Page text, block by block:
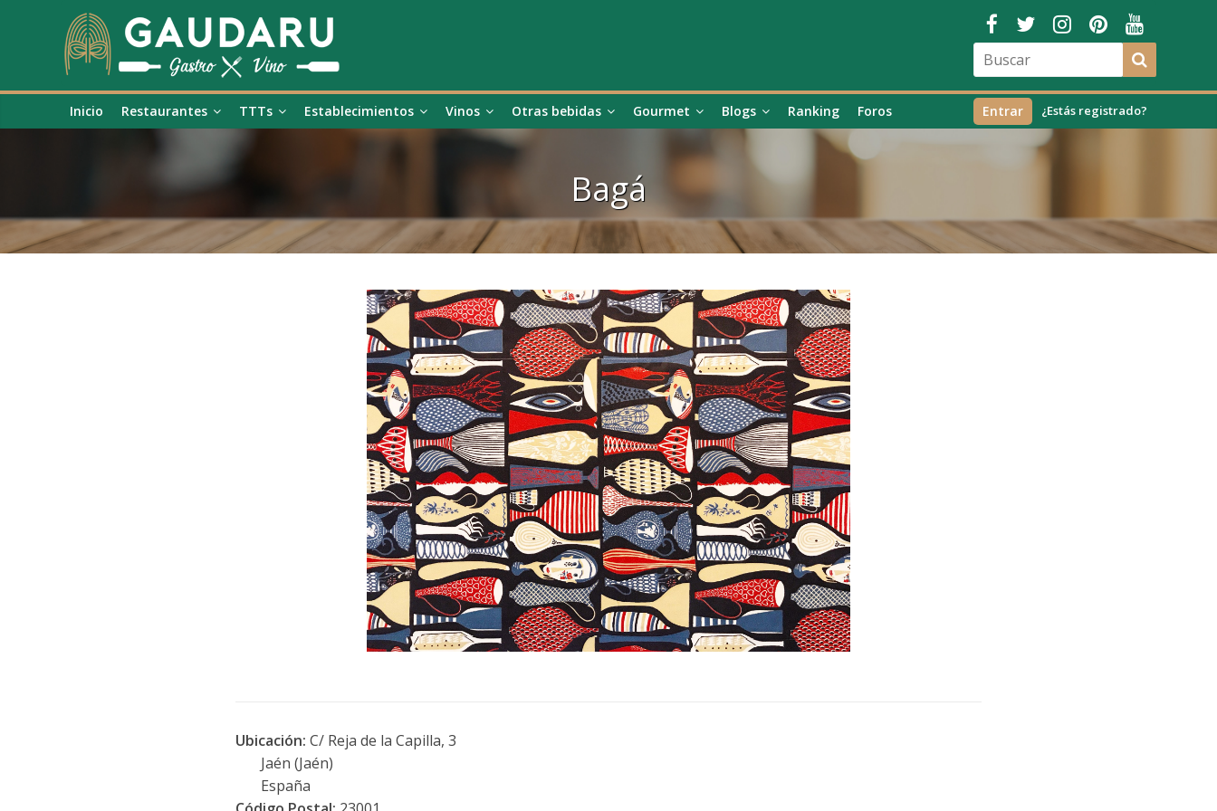
Inicio Restaurantes TTTs Establecimientos Vinos Otras bebidas Gourmet Blogs Ranking Foros ¿Estás registrado?
Entrar
Bagá
Ubicación: C/ Reja de la Capilla, 3
Jaén (Jaén)
España